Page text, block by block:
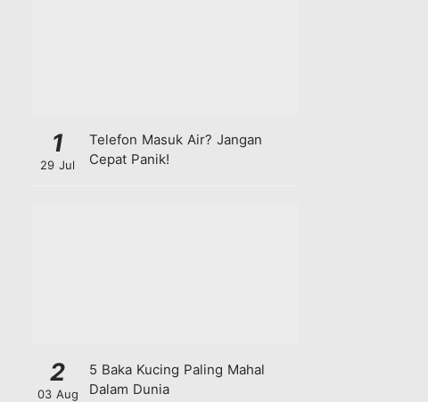
1
29 Jul
Telefon Masuk Air? Jangan
Cepat Panik!
2
03 Aug
5 Baka Kucing Paling Mahal
Dalam Dunia